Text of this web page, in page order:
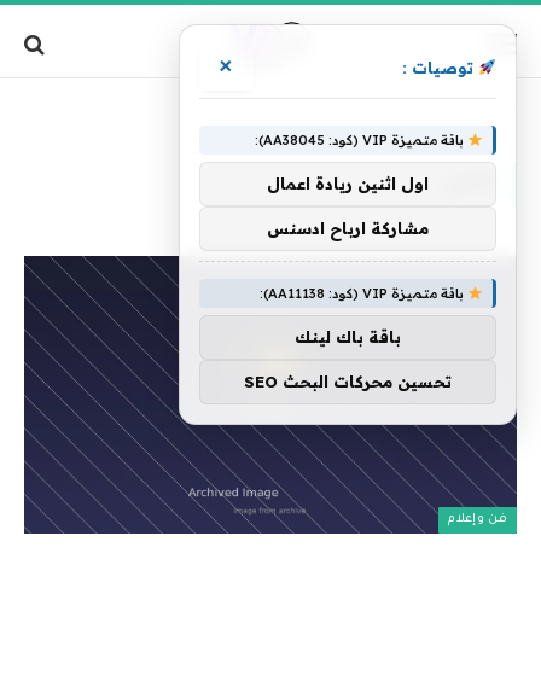
فن وإعلام
توصيات : ×
باقة متميزة VIP (كود: AA38045):
اول اثنين ريادة اعمال
مشاركة ارباح ادسنس
باقة متميزة VIP (كود: AA11138):
باقة باك لينك
تحسين محركات البحث SEO